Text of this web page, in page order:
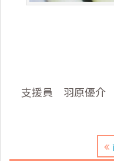
支援員 羽原優介